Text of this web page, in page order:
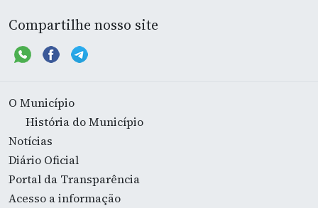
Compartilhe nosso site
O Município
História do Município
Notícias
Diário Oficial
Portal da Transparência
Acesso a informação